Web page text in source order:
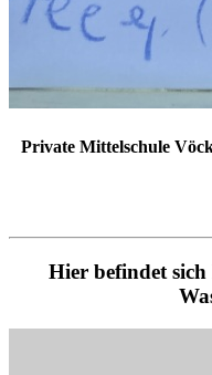
Private Mittelschule
Hier befindet